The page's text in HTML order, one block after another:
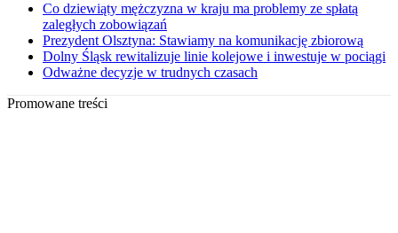
Co dziewiąty mężczyzna w kraju ma problemy ze spłatą
zaległych zobowiązań
Prezydent Olsztyna: Stawiamy na komunikację zbiorową
Dolny Śląsk rewitalizuje linie kolejowe i inwestuje w pociągi
Odważne decyzje w trudnych czasach
Promowane treści